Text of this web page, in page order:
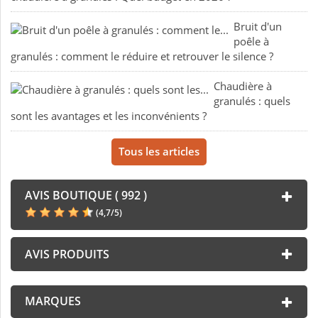
Bruit d'un
poêle à
granulés : comment le réduire et retrouver le silence ?
Chaudière à
granulés : quels
sont les avantages et les inconvénients ?
Tous les articles
AVIS BOUTIQUE ( 992 )
(4,7/5)
AVIS PRODUITS
MARQUES